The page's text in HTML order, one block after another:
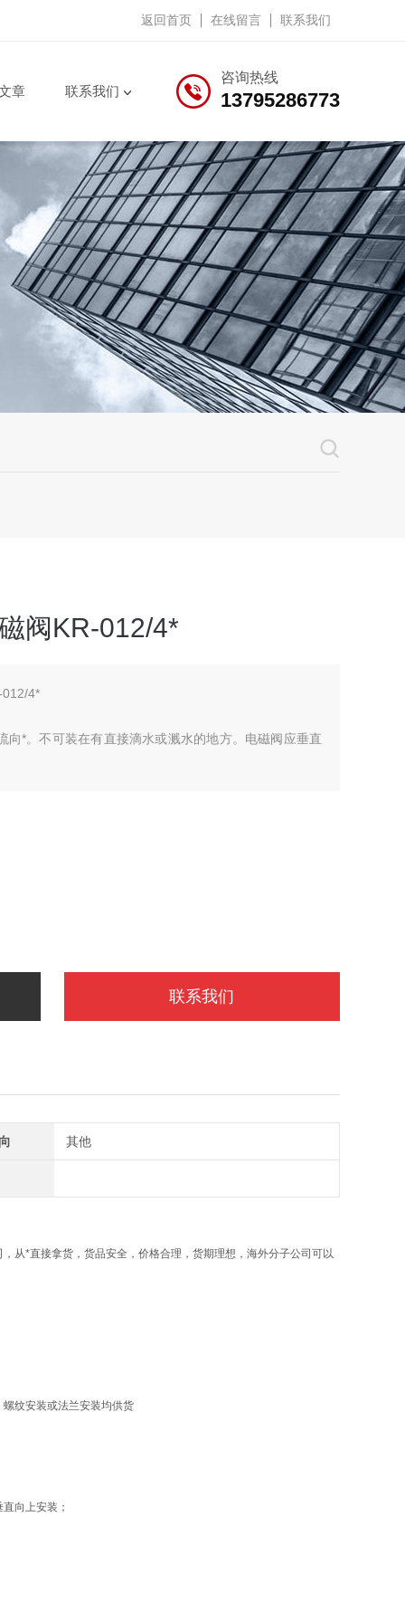
返回首页 在线留言 联系我们
咨询热线
13795286773
章 联系我们
阀KR-012/4*
012/4*
向*。不可装在有直接滴水或溅水的地方。电磁阀应垂直
联系我们
其他
从*直接拿货，货品安全，价格合理，货期理想，海外分子公司可以
纹安装或法兰安装均供货
向上安装；